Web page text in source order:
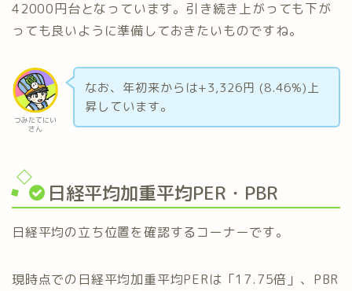
42000円台となっています。引き続き上がっても下が
っても良いように準備しておきたいものですね。
つみたてにい
さん
なお、年初来からは+3,326円 (8.46%)上
昇しています。
日経平均加重平均PER・PBR
日経平均の立ち位置を確認するコーナーです。
現時点での日経平均加重平均PERは「17.75倍」、PBR